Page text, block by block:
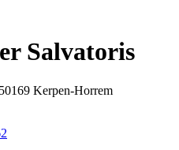
Salvatoris
Kerpen-Horrem